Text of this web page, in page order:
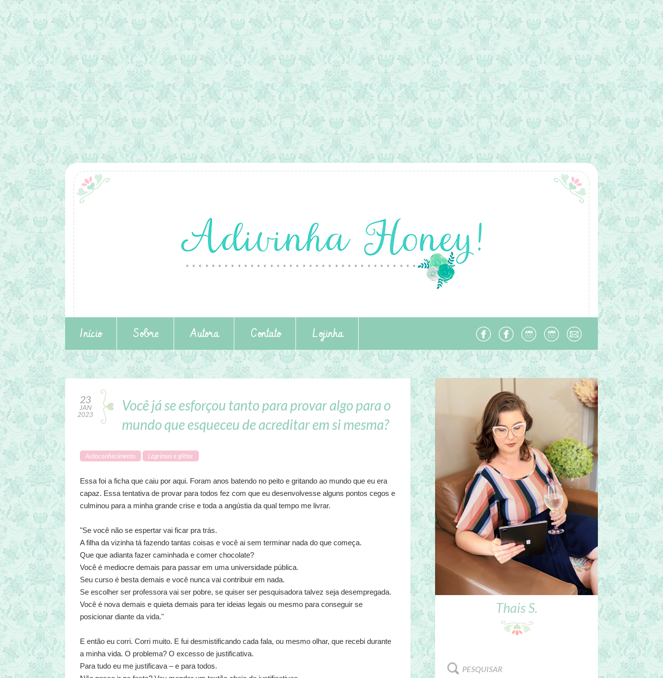
Início Sobre Autora Contato Lojinha
23
JAN
2023
Você já se esforçou tanto para provar algo para o
mundo que esqueceu de acreditar em si mesma?
Autoconhecimento Lágrimas e glitter
Essa foi a ficha que caiu por aqui. Foram anos batendo no peito e gritando ao mundo que eu era
capaz. Essa tentativa de provar para todos fez com que eu desenvolvesse alguns pontos cegos e
culminou para a minha grande crise e toda a angústia da qual tempo me livrar.
"Se você não se espertar vai ficar pra trás.
A filha da vizinha tá fazendo tantas coisas e você ai sem terminar nada do que começa.
Que que adianta fazer caminhada e comer chocolate?
Você é mediocre demais para passar em uma universidade pública.
Seu curso é besta demais e você nunca vai contribuir em nada.
Se escolher ser professora vai ser pobre, se quiser ser pesquisadora talvez seja desempregada.
Você é nova demais e quieta demais para ter ideias legais ou mesmo para conseguir se
posicionar diante da vida."
E então eu corri. Corri muito. E fui desmistificando cada fala, ou mesmo olhar, que recebi durante
a minha vida. O problema? O excesso de justificativa.
Para tudo eu me justificava – e para todos.
Thais S.
PESQUISAR